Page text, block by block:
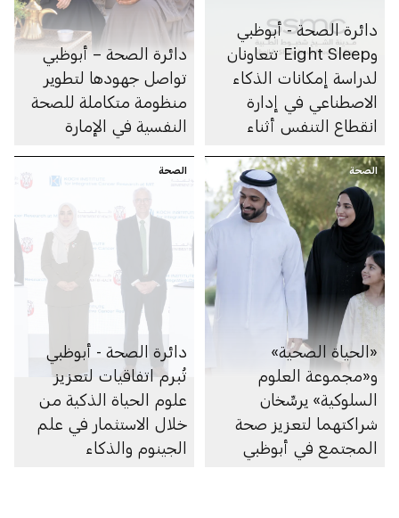
دائرة الصحة - أبوظبي
وEight Sleep تتعاونان
لدراسة إمكانات الذكاء
الاصطناعي في إدارة
انقطاع التنفس أثناء
دائرة الصحة – أبوظبي
تواصل جهودها لتطوير
منظومة متكاملة للصحة
النفسية في الإمارة
الصحة
«الحياة الصحية»
و«مجموعة العلوم
السلوكية» يرسِّخان
شراكتهما لتعزيز صحة
المجتمع في أبوظبي
الصحة
دائرة الصحة - أبوظبي
تُبرم اتفاقيات لتعزيز
علوم الحياة الذكية من
خلال الاستثمار في علم
الجينوم والذكاء